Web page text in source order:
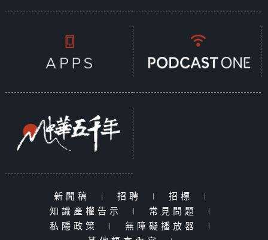
新聞稿 | 招聘 | 招標
|
知識產權告示
| 常見問題
|
私隱政策
| 無障礙播放器
|